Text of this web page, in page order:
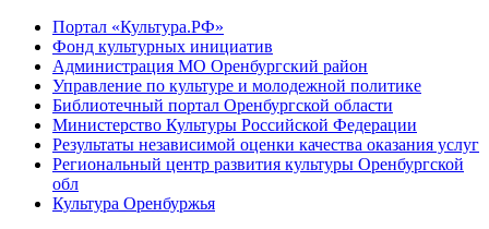
Портал «Культура.РФ»
Фонд культурных инициатив
Администрация МО Оренбургский район
Управление по культуре и молодежной политике
Библиотечный портал Оренбургской области
Министерство Культуры Российской Федерации
Результаты независимой оценки качества оказания услуг
Региональный центр развития культуры Оренбургской
обл
Культура Оренбуржья